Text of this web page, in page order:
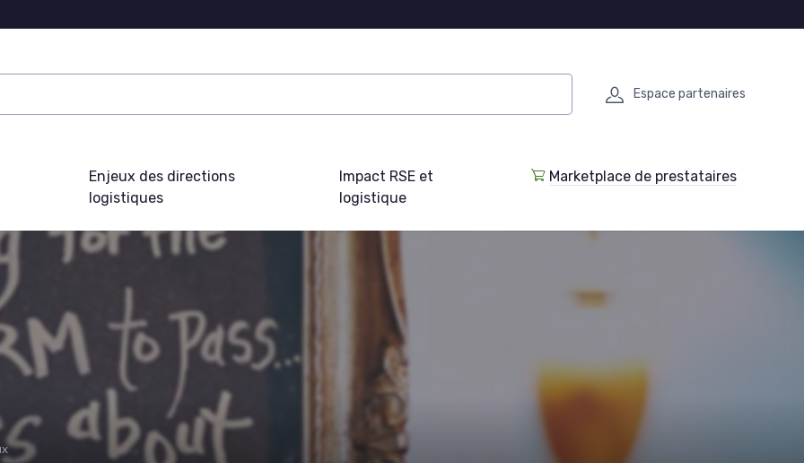
Espace partenaires
Enjeux des directions
logistiques
Impact RSE et
logistique
Marketplace de prestataires